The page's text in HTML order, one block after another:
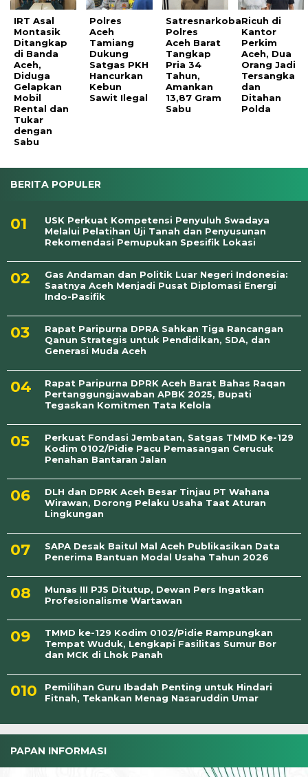
IRT Asal
Montasik
Ditangkap
di Banda
Aceh,
Diduga
Gelapkan
Mobil
Rental dan
Tukar
dengan
Sabu
Polres
Aceh
Tamiang
Dukung
Satgas PKH
Hancurkan
Kebun
Sawit Ilegal
Satresnarkoba
Polres
Aceh Barat
Tangkap
Pria 34
Tahun,
Amankan
13,87 Gram
Sabu
Ricuh di
Kantor
Perkim
Aceh, Dua
Orang Jadi
Tersangka
dan
Ditahan
Polda
BERITA POPULER
USK Perkuat Kompetensi Penyuluh Swadaya
Melalui Pelatihan Uji Tanah dan Penyusunan
Rekomendasi Pemupukan Spesifik Lokasi
Gas Andaman dan Politik Luar Negeri Indonesia:
Saatnya Aceh Menjadi Pusat Diplomasi Energi
Indo-Pasifik
Rapat Paripurna DPRA Sahkan Tiga Rancangan
Qanun Strategis untuk Pendidikan, SDA, dan
Generasi Muda Aceh
Rapat Paripurna DPRK Aceh Barat Bahas Raqan
Pertanggungjawaban APBK 2025, Bupati
Tegaskan Komitmen Tata Kelola
Perkuat Fondasi Jembatan, Satgas TMMD Ke-129
Kodim 0102/Pidie Pacu Pemasangan Cerucuk
Penahan Bantaran Jalan
DLH dan DPRK Aceh Besar Tinjau PT Wahana
Wirawan, Dorong Pelaku Usaha Taat Aturan
Lingkungan
SAPA Desak Baitul Mal Aceh Publikasikan Data
Penerima Bantuan Modal Usaha Tahun 2026
Munas III PJS Ditutup, Dewan Pers Ingatkan
Profesionalisme Wartawan
TMMD ke-129 Kodim 0102/Pidie Rampungkan
Tempat Wuduk, Lengkapi Fasilitas Sumur Bor
dan MCK di Lhok Panah
Pemilihan Guru Ibadah Penting untuk Hindari
Fitnah, Tekankan Menag Nasaruddin Umar
PAPAN INFORMASI